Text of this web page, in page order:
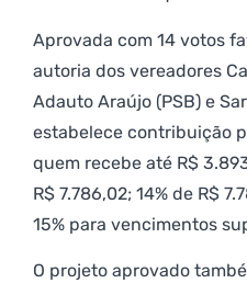
Aprovada com 14 votos
autoria dos vereadores
Adauto Araújo (PSB) e
estabelece contribuição
quem recebe até R$
R$ 7.786,02; 14% de R$
15% para vencimentos
O projeto aprovado